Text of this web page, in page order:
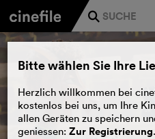
j
Bitte wählen Sie Ihre
Herzlich willkommen bei
kostenlos bei uns, um Ihre
allen Geräten zu speichern
geniessen: Zur Registrierung.